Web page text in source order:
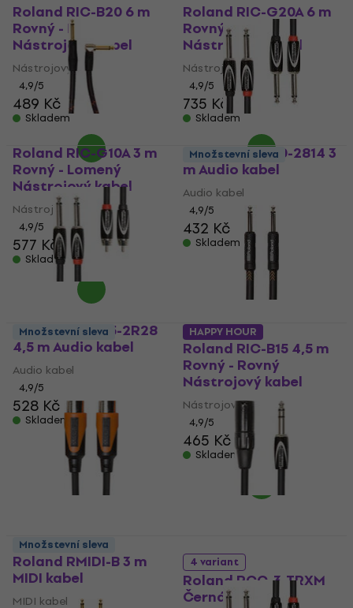
Roland RIC-B20 6 m
Rovný - Rovný
Nástrojový kabel
Nástrojový kabel
4,9/5
489 Kč
Skladem
Roland RIC-G20A 6 m
Rovný - Lomený
Nástrojový kabel
Nástrojový kabel
4,9/5
735 Kč
Skladem
Roland RIC-G10A 3 m
Rovný - Lomený
Nástrojový kabel
Nástrojový kabel
4,9/5
577 Kč
Skladem
Roland RCC-10-2814 3
m Audio kabel
Audio kabel
4,9/5
432 Kč
Skladem
Roland RCC-15-2R28
4,5 m Audio kabel
Audio kabel
4,9/5
528 Kč
Skladem
Množstevní sleva
Roland RIC-B15 4,5 m
Rovný - Rovný
Nástrojový kabel
Nástrojový kabel
4,9/5
465 Kč
Skladem
Množstevní sleva
Roland RMIDI-B 3 m
MIDI kabel
MIDI kabel
HAPPY HOUR
4 variant
Roland RCC-3-TRXM
Černá
Množstevní sleva